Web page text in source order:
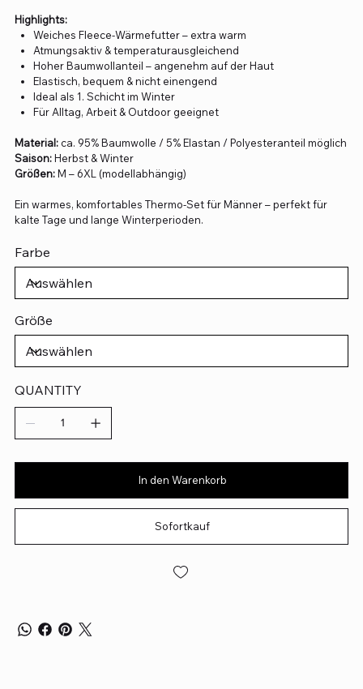
Highlights:
Weiches Fleece-Wärmefutter – extra warm
Atmungsaktiv & temperaturausgleichend
Hoher Baumwollanteil – angenehm auf der Haut
Elastisch, bequem & nicht einengend
Ideal als 1. Schicht im Winter
Für Alltag, Arbeit & Outdoor geeignet
Material:ca. 95% Baumwolle / 5% Elastan / Polyesteranteil möglich
Saison:Herbst & Winter
Größen:M – 6XL (modellabhängig)
Ein warmes, komfortables Thermo-Set für Männer – perfekt für
kalte Tage und lange Winterperioden.
Farbe
Größe
QUANTITY
In den Warenkorb
Sofortkauf